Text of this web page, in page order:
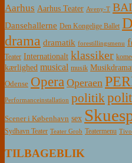
Aarhus Aarhus Teater Aveny-T
Dansehallerne Den Kongelige Ballet
drama dramatik forestillingsmenu
Teater Internationalt klassiker
kærlighed musical musik
Odense Opera Operaen
Performanceinstallation politik
Scener i København sex
Sydhavn Teater Teater Grob Teatermenu
TILBAGEBLIK